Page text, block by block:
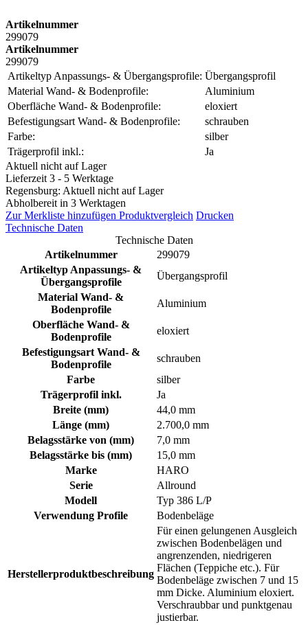
Artikelnummer
299079
Artikelnummer
299079
Artikeltyp Anpassungs- & Übergangsprofile: Übergangsprofil
Material Wand- & Bodenprofile:
Aluminium
Oberfläche Wand- & Bodenprofile:
eloxiert
Befestigungsart Wand- & Bodenprofile:
schrauben
Farbe:
silber
Trägerprofil inkl.:
Ja
Aktuell nicht auf Lager
Lieferzeit 3 - 5 Werktage
Regensburg: Aktuell nicht auf Lager
Abholbereit in 3 Werktagen
Zur Merkliste hinzufügen Produktvergleich Drucken
Technische Daten
Technische Daten
Artikelnummer
299079
Artikeltyp Anpassungs- &
Übergangsprofile
Übergangsprofil
Material Wand- &
Bodenprofile
Aluminium
Oberfläche Wand- &
Bodenprofile
eloxiert
Befestigungsart Wand- &
Bodenprofile
schrauben
Farbe
silber
Trägerprofil inkl.
Ja
Breite (mm)
44,0 mm
Länge (mm)
2.700,0 mm
Belagsstärke von (mm)
7,0 mm
Belagsstärke bis (mm)
15,0 mm
Marke
HARO
Serie
Allround
Modell
Typ 386 L/P
Verwendung Profile
Bodenbeläge
Herstellerproduktbeschreibung
Für einen gelungenen Ausgleich
zwischen Bodenbelägen und
angrenzenden, niedrigeren
Flächen (Teppiche etc.). Für
Bodenbeläge zwischen 7 und 15
mm Dicke. Aluminium eloxiert.
Verschraubbar und punktgenau
justierbar.